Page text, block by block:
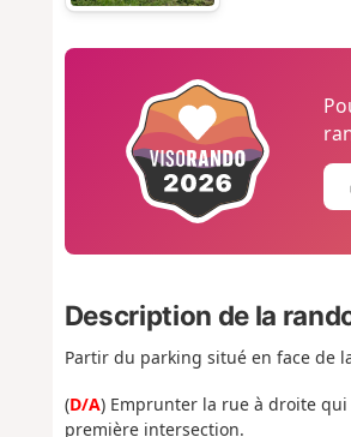
Description de la
Partir du parking situé en face de
(D/A) Emprunter la rue à droite
première intersection.